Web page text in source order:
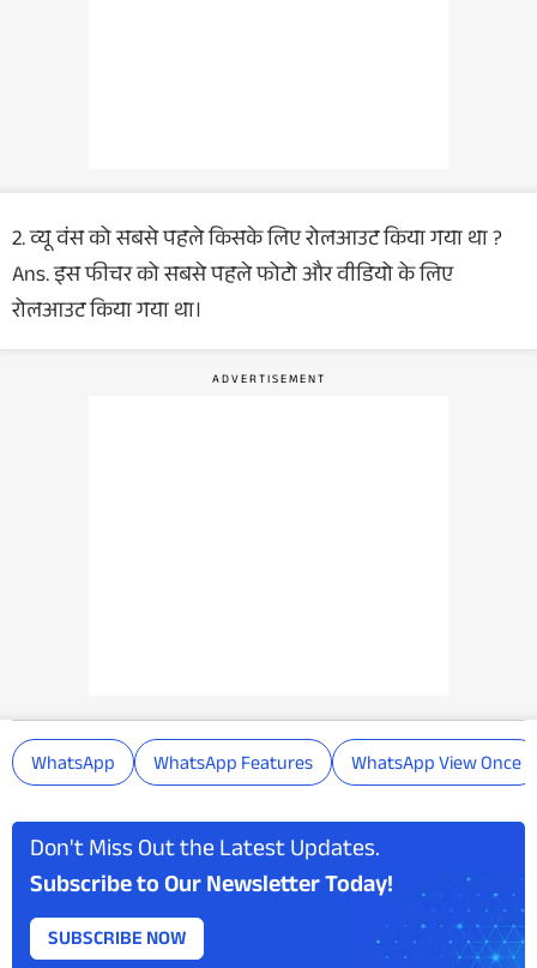
2. व्यू वंस को सबसे पहले किसके लिए रोलआउट किया गया था ?
Ans. इस फीचर को सबसे पहले फोटो और वीडियो के लिए
रोलआउट किया गया था।
WhatsApp WhatsApp Features WhatsApp View Once
Don't Miss Out the Latest Updates.
Subscribe to Our Newsletter Today!
SUBSCRIBE NOW